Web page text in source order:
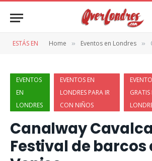
ESTÁS EN Home » Eventos en Londres »
EVENTOS
EN
LONDRES
EVENTOS EN
LONDRES PARA IR
CON NIÑOS
GRATIS
Canalway
Festival de barcos